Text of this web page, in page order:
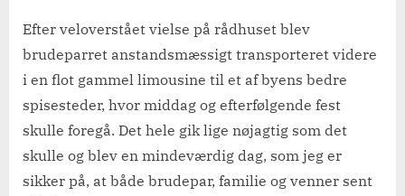
Efter veloverstået vielse på rådhuset blev
brudeparret anstandsmæssigt transporteret videre
i en flot gammel limousine til et af byens bedre
spisesteder, hvor middag og efterfølgende fest
skulle foregå. Det hele gik lige nøjagtig som det
skulle og blev en mindeværdig dag, som jeg er
sikker på, at både brudepar, familie og venner sent